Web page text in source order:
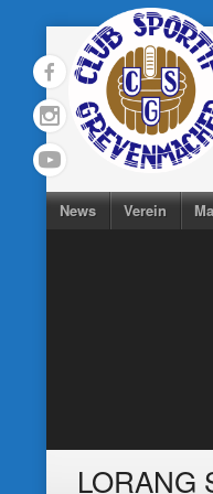
to
content
News Verein
LORANG